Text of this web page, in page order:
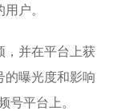
户。
，并在平台上获
的曝光度和影响
平台上。